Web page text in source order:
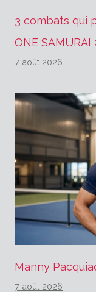
3 combats qui
ONE SAMURAI
7 août 2026
Manny
7 août 2026